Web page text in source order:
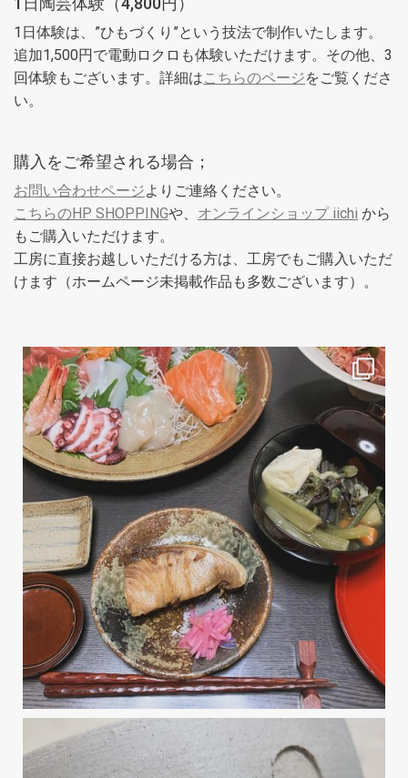
1日体験は、”ひもづくり”という技法で制作いたします。
追加1,500円で電動ロクロも体験いただけます。その他、3
回体験もございます。詳細はこちらのページをご覧くださ
い。
購入をご希望される場合；
お問い合わせページよりご連絡ください。
こちらのHP SHOPPINGや、 オンラインショップ iichi から
もご購入いただけます。
工房に直接お越しいただける方は、工房でもご購入いただ
けます（ホームページ未掲載作品も多数ございます）。